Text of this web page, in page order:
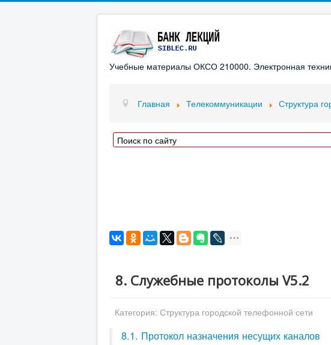
Учебные материалы ОКСО 210000. Электронная
Главная Телекоммуникации Структура
8. Служебные протоколы V5.2
Категория: Структура городской телефонной сети
8.1. Протокол назначения несущих каналов